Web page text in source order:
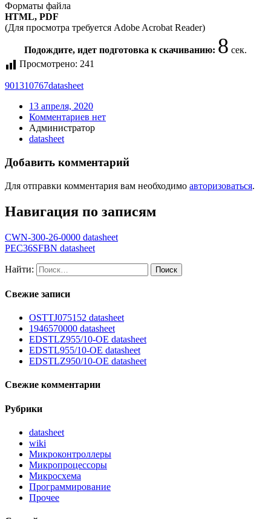
Форматы файла
HTML, PDF
(Для просмотра требуется Adobe Acrobat Reader)
Подождите, идет подготовка к скачиванию: 8 сек.
Просмотрено: 241
901310767datasheet
13 апреля, 2020
Комментариев нет
Администратор
datasheet
Добавить комментарий
Для отправки комментария вам необходимо авторизоваться.
Навигация по записям
CWN-300-26-0000 datasheet
PEC36SFBN datasheet
Найти:
Свежие записи
OSTTJ075152 datasheet
1946570000 datasheet
EDSTLZ955/10-OE datasheet
EDSTL955/10-OE datasheet
EDSTLZ950/10-OE datasheet
Свежие комментарии
Рубрики
datasheet
wiki
Микроконтроллеры
Микропроцессоры
Микросхема
Программирование
Прочее